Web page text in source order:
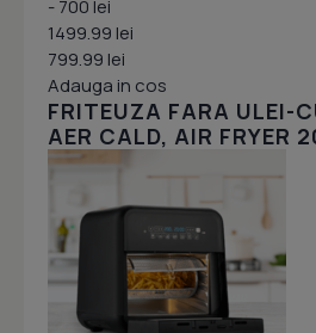
- 700 lei
1499.99 lei
799.99 lei
Adauga in cos
FRITEUZA FARA ULEI-
AER CALD, AIR FRYER